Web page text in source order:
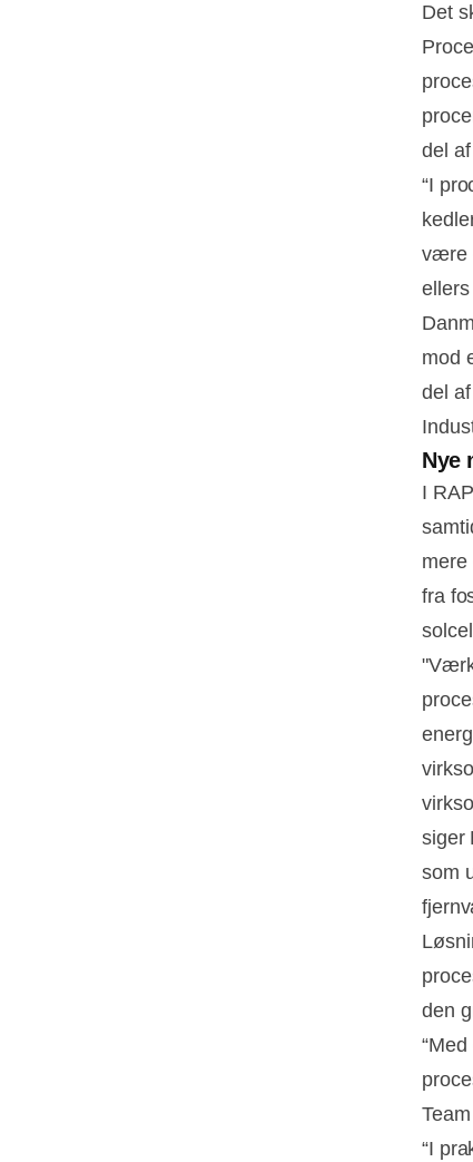
Det
del
“I
være
mod
del
Nye
I
mere
fra
siger
som
den
“I